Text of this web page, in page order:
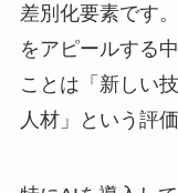
差別化要素です
をアピールする
ことは「新しい
人材」という評